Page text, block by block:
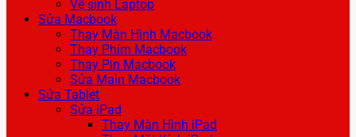
Vệ sinh Laptop
Sửa Macbook
Thay Màn Hình Macbook
Thay Phím Macbook
Thay Pin Macbook
Sửa Main Macbook
Sửa Tablet
Sửa iPad
Thay Màn Hình iPad